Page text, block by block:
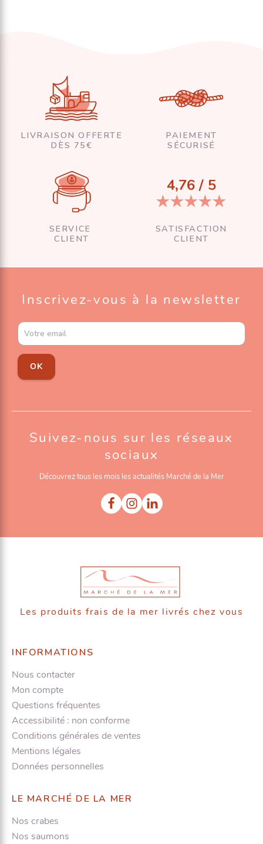
LIVRAISON OFFERTE
DÈS 75€
PAIEMENT
SÉCURISÉ
SERVICE
CLIENT
4,76 / 5
SATISFACTION
CLIENT
Inscrivez-vous à la newsletter
OK
Suivez-nous sur les réseaux
sociaux
Découvrez tous les mois les actualités Marché de la Mer
Les produits frais de la mer livrés chez vous
INFORMATIONS
Nous contacter
Mon compte
Questions fréquentes
Accessibilité : non conforme
Conditions générales de ventes
Mentions légales
Données personnelles
LE MARCHÉ DE LA MER
Nos crabes
Nos saumons